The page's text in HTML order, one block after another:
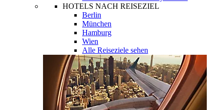
HOTELS NACH REISEZIEL
Berlin
München
Hamburg
Wien
Alle Reiseziele sehen